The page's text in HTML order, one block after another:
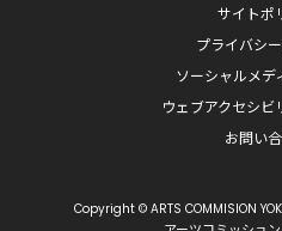
サイトポ
プライバシ
ソーシャルメデ
ウェブアクセシビ
お問い
Copyright © ARTS COMMISION